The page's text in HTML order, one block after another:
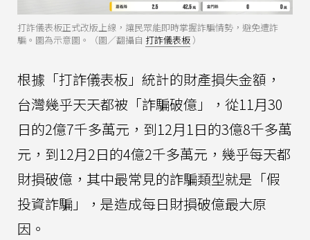
打詐儀表板正式改版上線，讓民眾能即時掌握詐騙情勢，避免遭詐
騙。圖為示意圖。（圖／翻攝自 打詐儀表板 ）
根據「打詐儀表板」統計的財產損失金額，
台灣幾乎天天都被「詐騙破億」，從11月30
日的2億7千多萬元，到12月1日的3億8千多萬
元，到12月2日的4億2千多萬元，幾乎每天都
財損破億，其中最常見的詐騙類型就是「假
投資詐騙」，是造成每日財損破億最大原
因。